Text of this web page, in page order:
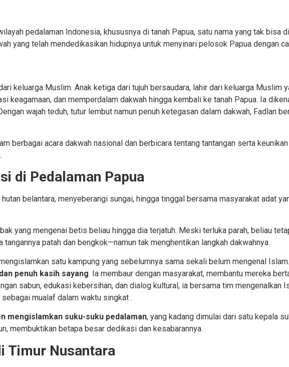
pedalaman Indonesia, khususnya di tanah Papua, satu nama yang tak bisa
yang telah mendedikasikan hidupnya untuk menyinari pelosok Papua dengan
keluarga Muslim. Anak ketiga dari tujuh bersaudara, lahir dari keluarga Muslim
keagamaan, dan memperdalam dakwah hingga kembali ke tanah Papua. Ia
wajah teduh, tutur lembut namun penuh ketegasan dalam dakwah, Fadlan
berbagai acara dakwah nasional dan berbicara tentang tantangan serta
di Pedalaman Papua
belantara, menyeberangi sungai, hingga tinggal bersama masyarakat adat
yang mengenai betis beliau hingga dia terjatuh. Meski terluka parah, beliau
patah dan bengkok—namun tak menghentikan langkah dakwahnya.
satu kampung yang sebelumnya sama sekali belum mengenal
penuh kasih sayang. Ia membaur dengan masyarakat, membantu mereka
sabun, edukasi kebersihan, dan dialog kultural, ia bersama tim
sebagai mualaf dalam waktu singkat .
mengislamkan suku-suku pedalaman, yang kadang dimulai dari satu kepala
membuktikan betapa besar dedikasi dan kesabarannya.
Timur Nusantara